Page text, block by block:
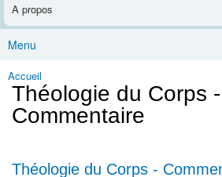
A propos
Menu
Vous êtes ici
Accueil
Théologie du Corps -
Commentaire
Théologie du Corps -